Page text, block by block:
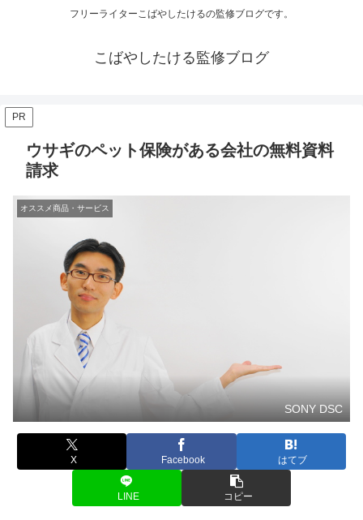
フリーライターこばやしたけるの監修ブログです。
こばやしたける監修ブログ
PR
ウサギのペット保険がある会社の無料資料
請求
オススメ商品・サービス
SONY DSC
X Facebook はてブ
LINE コピー